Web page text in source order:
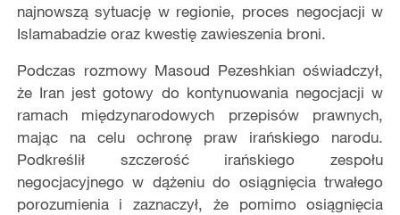
najnowszą sytuację w regionie, proces negocjacji w
Islamabadzie oraz kwestię zawieszenia broni.
Podczas rozmowy Masoud Pezeshkian oświadczył,
że Iran jest gotowy do kontynuowania negocjacji w
ramach międzynarodowych przepisów prawnych,
mając na celu ochronę praw irańskiego narodu.
Podkreślił szczerość irańskiego zespołu
negocjacyjnego w dążeniu do osiągnięcia trwałego
porozumienia i zaznaczył, że pomimo osiągnięcia